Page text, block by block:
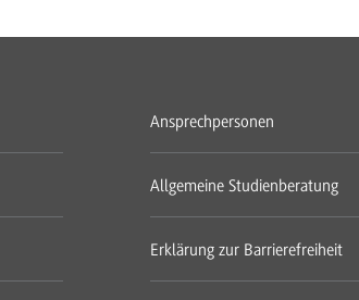
Ansprechpersonen
Allgemeine Studienberatung
Erklärung zur Barrierefreiheit